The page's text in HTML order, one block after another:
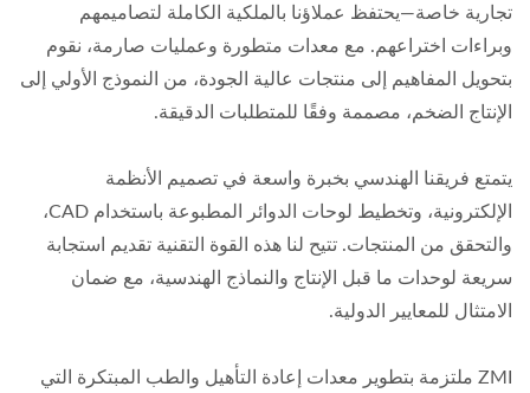
تجارية خاصة—يحتفظ عملاؤنا بالملكية الكاملة لتصاميمهم
وبراءات اختراعهم. مع معدات متطورة وعمليات صارمة، نقوم
بتحويل المفاهيم إلى منتجات عالية الجودة، من النموذج الأولي إلى
الإنتاج الضخم، مصممة وفقًا للمتطلبات الدقيقة.
يتمتع فريقنا الهندسي بخبرة واسعة في تصميم الأنظمة
الإلكترونية، وتخطيط لوحات الدوائر المطبوعة باستخدام CAD،
والتحقق من المنتجات. تتيح لنا هذه القوة التقنية تقديم استجابة
سريعة لوحدات ما قبل الإنتاج والنماذج الهندسية، مع ضمان
الامتثال للمعايير الدولية.
ZMI ملتزمة بتطوير معدات إعادة التأهيل والطب المبتكرة التي